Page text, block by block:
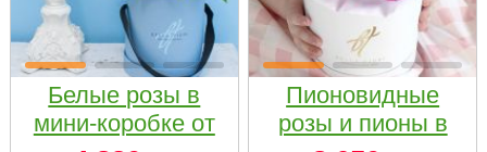
Белые розы в
мини-коробке от
Пионовидные
розы и пионы в